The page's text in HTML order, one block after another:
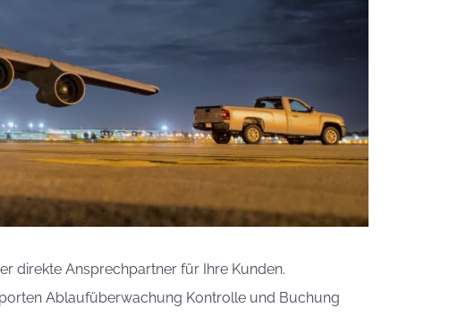
direkte Ansprechpartner für Ihre Kunden.
Ablaufüberwachung Kontrolle und Buchung